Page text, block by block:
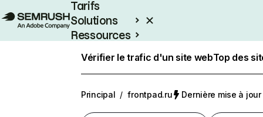
Tarifs
Solutions
Ressources
Vérifier le trafic d'un site webTop des
Principal / frontpad.ru Dernière mise à